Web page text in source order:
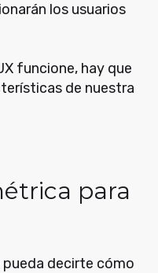
los usuarios
funcione, hay que
de nuestra
para
pueda decirte cómo